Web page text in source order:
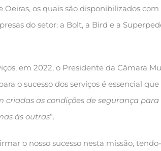
os quais são disponibilizados com
do setor: a Bolt, a Bird e a
em 2022, o Presidente da Câmara
o sucesso dos serviços é essencial que
criadas as condições de segurança para
às outras”.
o nosso sucesso nesta missão,